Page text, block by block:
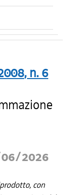
, n. 6
2026
con